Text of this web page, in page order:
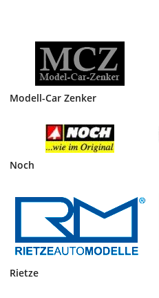
Modell-Car Zenker
Noch
Rietze